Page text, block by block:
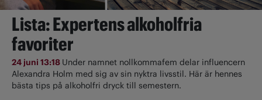
Lista: Expertens alkoholfria
favoriter
24 juni 13:18 Under namnet nollkommafem delar influencern
Alexandra Holm med sig av sin nyktra livsstil. Här är hennes
bästa tips på alkoholfri dryck till semestern.